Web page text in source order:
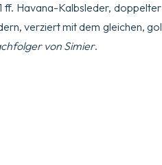
ff. Havana-Kalbsleder,
verziert mit dem gleichen,
von Simier.